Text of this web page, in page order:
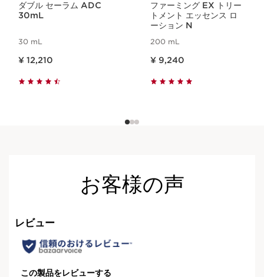
ダブル セーラム ADC
30mL
30 mL
¥ 12,210
ファーミング EX トリー
トメント エッセンス ロ
ーション N
200 mL
¥ 9,240
お客様の声